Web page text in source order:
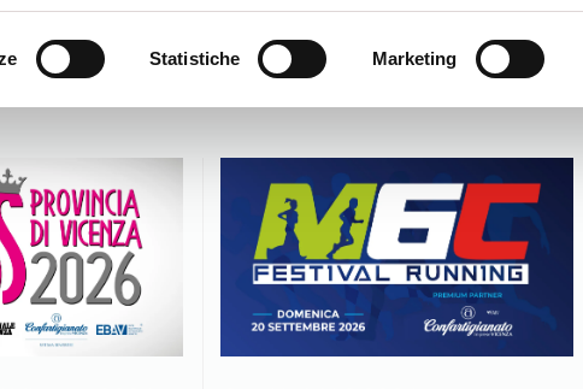
condivisione con i terzi partner può leggere la ns. Cookie Policy.
Statistiche Marketing